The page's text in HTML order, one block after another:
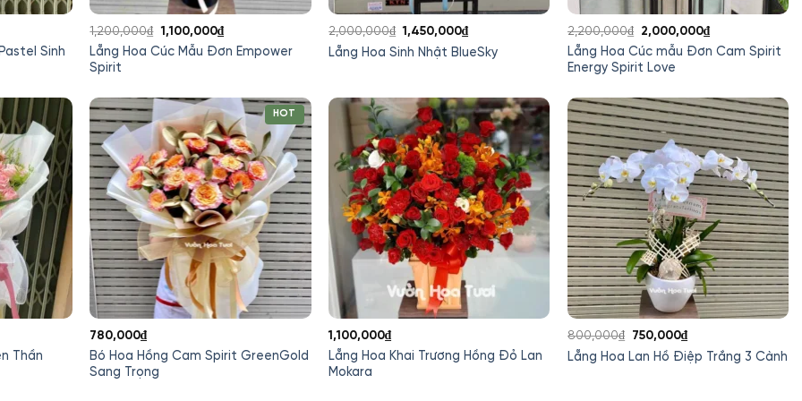
Sinh
Lẵng Hoa Cúc Mẫu Đơn Empower
Spirit
1,200,000₫ Giá
gốc
1,100,000₫Giá
hiện
1,100,000₫.
Lẵng Hoa Sinh Nhật BlueSky
2,000,000₫ Giá
gốc
1,450,000₫Giá
hiện
1,450,000₫.
Lẵng Hoa Cúc mẫu Đơn Cam Spirit
Energy Spirit Love
2,200,000₫
Giá
gốc
là:
2,000,000₫Giá
hiện
2,000,000₫.
Thần
HOT
Bó Hoa Hồng Cam Spirit GreenGold
Sang Trọng
780,000₫
Lẵng Hoa Khai Trương Hồng Đỏ Lan
Mokara
1,100,000₫
Lẵng Hoa Lan Hồ Điệp Trắng 3 Cành
800,000₫
Giá
gốc
750,000₫Giá
hiện